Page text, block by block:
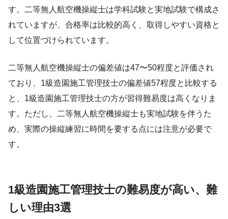
す。二等無人航空機操縦士は学科試験と実地試験で構成さ
れていますが、合格率は比較的高く、取得しやすい資格と
して位置づけられています。
二等無人航空機操縦士の偏差値は47〜50程度と評価され
ており、1級造園施工管理技士の偏差値57程度と比較する
と、1級造園施工管理技士の方が習得難易度は高くなりま
す。ただし、二等無人航空機操縦士も実地試験を伴うた
め、実際の操縦練習に時間を要する点には注意が必要で
す。
1級造園施工管理技士の難易度が高い、難
しい理由3選